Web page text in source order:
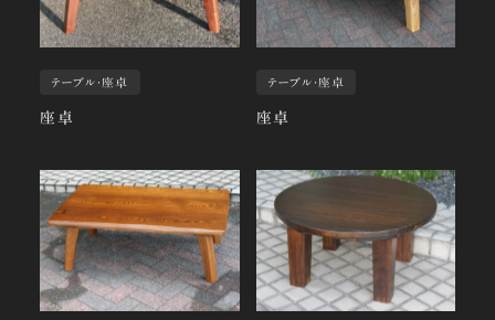
テーブル・座卓
座卓
テーブル・座卓
座卓